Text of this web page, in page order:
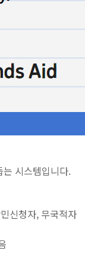
시스템입니다.
신청자, 무국적자